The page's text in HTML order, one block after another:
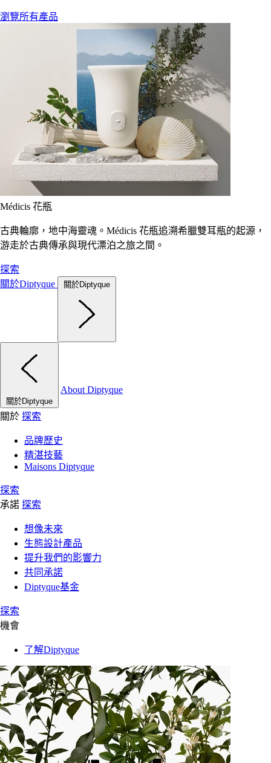
瀏覽所有產品
Médicis 花瓶
古典輪廓，地中海靈魂。Médicis 花瓶追溯希臘雙耳瓶的起源，
游走於古典傳承與現代漂泊之旅之間。
探索
關於Diptyque
關於Diptyque
關於Diptyque
About Diptyque
關於 探索
品牌歷史
精湛技藝
Maisons Diptyque
探索
承諾 探索
想像未來
生態設計產品
提升我們的影響力
共同承諾
Diptyque基金
探索
機會
了解Diptyque